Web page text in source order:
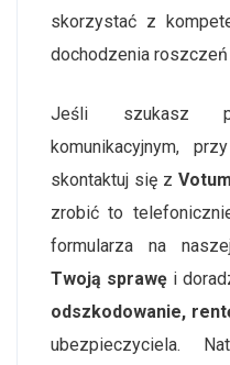
skorzystać z
dochodzenia
Jeśli szukasz
komunikacyjnym,
skontaktuj się z
zrobić to
formularza na
Twoją sprawę i
odszkodowanie,
ubezpieczyciela.